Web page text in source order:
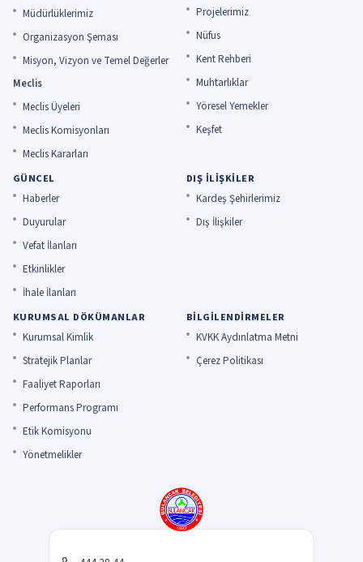
Müdürlüklerimiz
Organizasyon Şeması
Misyon, Vizyon ve Temel Değerler
Meclis
Meclis Üyeleri
Meclis Komisyonları
Meclis Kararları
Projelerimiz
Nüfus
Kent Rehberi
Muhtarlıklar
Yöresel Yemekler
Keşfet
GÜNCEL
Haberler
Duyurular
Vefat İlanları
Etkinlikler
İhale İlanları
DIŞ İLIŞKILER
Kardeş Şehirlerimiz
Dış İlişkiler
KURUMSAL DÖKÜMANLAR
Kurumsal Kimlik
Stratejik Planlar
Faaliyet Raporları
Performans Programı
Etik Komisyonu
Yönetmelikler
BILGILENDIRMELER
KVKK Aydınlatma Metni
Çerez Politikası